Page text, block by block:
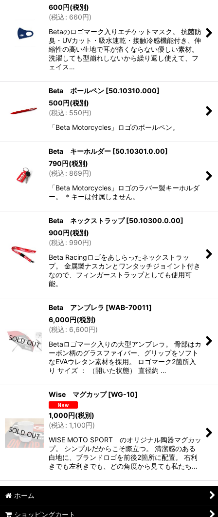
600円(税別)
(税込: 660円)
Betaのロゴマーク入りエチケットマスク。 抗菌防
臭・UVカット・吸水速乾・接触冷感機能付き、伸
縮性の高い生地で耳が痛くならない優しい素材。
洗濯しても型崩れしないから繰り返し使えて、フ
ェイス…
Beta ボールペン [50.10310.000]
500円(税別)
(税込: 550円)
「Beta Motorcycles」ロゴのボールペン。
Beta キーホルダー [50.10301.0.00]
790円(税別)
(税込: 869円)
「Beta Motorcycles」ロゴのラバー製キーホルダ
ー。 ＊キーは付属しません。
Beta ネックストラップ [50.10300.0.00]
900円(税別)
(税込: 990円)
Beta Racingロゴをあしらったネックストラッ
プ。 金属製ナスカンとワンタッチジョイント付き
なので、フィンガーストラップとしても使用可
能。
Beta アンブレラ [WAB-70011]
6,000円(税別)
(税込: 6,600円)
Betaロゴマーク入りの大型アンブレラ。 骨部はカ
ーボン柄のグラスファイバー、グリップをソフト
なEVAウレタン素材を採用。 ロゴマーク2箇所入
り サイズ ： （開いた状態） 直径約 …
Wise マグカップ [WG-10]
1,000円(税別)
(税込: 1,100円)
WISE MOTO SPORT のオリジナル陶器マグカッ
プ。 シンプルだからこそ際立つ。 清潔感のある
白地に、ブランドロゴを前後2箇所に配置。 右利
きでも左利きでも、どの角度から見ても私たち…
ホーム
ショッピングカート